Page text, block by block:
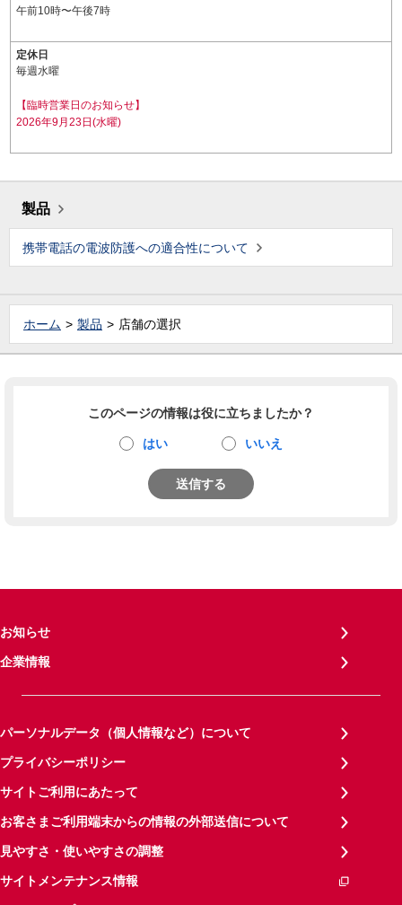
午前10時〜午後7時
定休日
毎週水曜
【臨時営業日のお知らせ】
2026年9月23日(水曜)
製品
携帯電話の電波防護への適合性について
ホーム 製品 店舗の選択
このページの情報は役に立ちましたか？
はい いいえ
送信する
お知らせ
企業情報
パーソナルデータ（個人情報など）について
プライバシーポリシー
サイトご利用にあたって
お客さまご利用端末からの情報の外部送信について
見やすさ・使いやすさの調整
サイトメンテナンス情報